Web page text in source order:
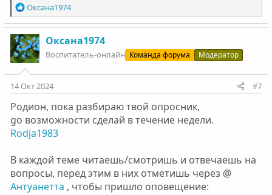
Р
е
а
к
ц
и
и
:
Оксана1974
Оксана1974
Воспитатель-онлайн Команда форума Модератор
14 Окт 2024 #7
Родион, пока разбираю твой опросник,
gо возможности сделай в течение недели.
Rodja1983
В каждой теме читаешь/смотришь и отвечаешь на
вопросы, перед этим в них отметишь через @
Антуанетта , чтобы пришло оповещение: